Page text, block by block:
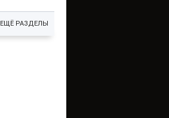
ЕЩЁ РАЗДЕЛЫ